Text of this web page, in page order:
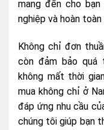
mang đến cho bạn
nghiệp và hoàn toàn
Không chỉ đơn
còn đảm bảo quá
không mất thời
mua không chỉ ở
đáp ứng nhu cầu
chúng tôi giúp bạn